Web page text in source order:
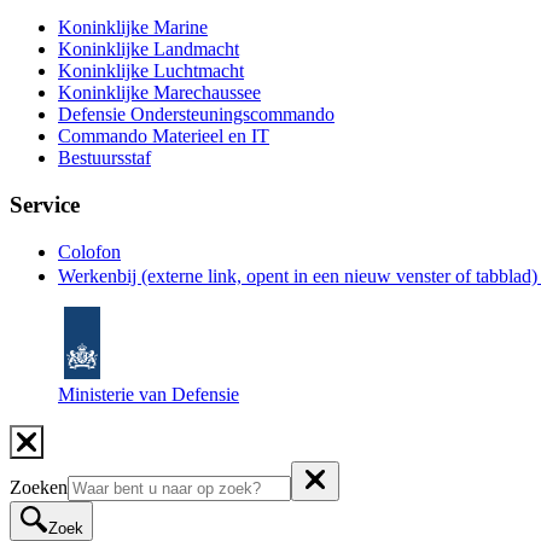
Koninklijke Marine
Koninklijke Landmacht
Koninklijke Luchtmacht
Koninklijke Marechaussee
Defensie Ondersteuningscommando
Commando Materieel en IT
Bestuursstaf
Service
Colofon
Werkenbij (externe link, opent in een nieuw venster of tabblad)
Ministerie van Defensie
Zoeken
Zoek